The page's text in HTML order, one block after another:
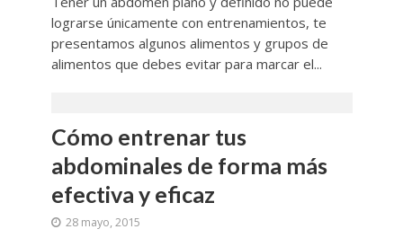
lograrse únicamente con entrenamientos, te
presentamos algunos alimentos y grupos de
alimentos que debes evitar para marcar el...
Cómo entrenar tus
abdominales de forma más
efectiva y eficaz
28 mayo, 2015